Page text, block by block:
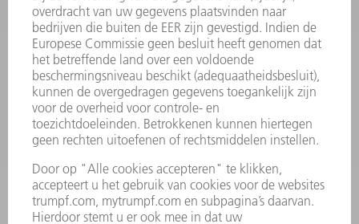
SMART FACTORY
SOFTWARE
SERVICES
TOEPASSINGEN
SECTOREN
ONDERNEMING
CARRIÈRE
VACATURES
BEDRIJFSPROFIEL
JAARVERSLAG
BEDRIJFSPRINCIPES
COMPLIANCE
KLOKKENLUIDERSYSTEEM